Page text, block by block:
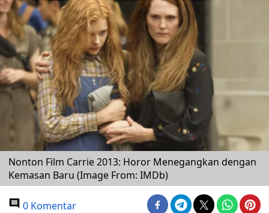
Nonton Film Carrie 2013: Horor Menegangkan dengan
Kemasan Baru (Image From: IMDb)
0 Komentar